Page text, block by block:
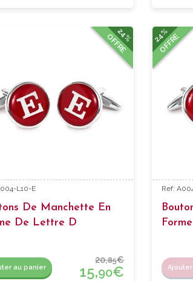
24%
OFFRE
L10-E
De Manchette En
De Lettre D
au panier
20,85€
15,90€
24%
OFFRE
Ref: